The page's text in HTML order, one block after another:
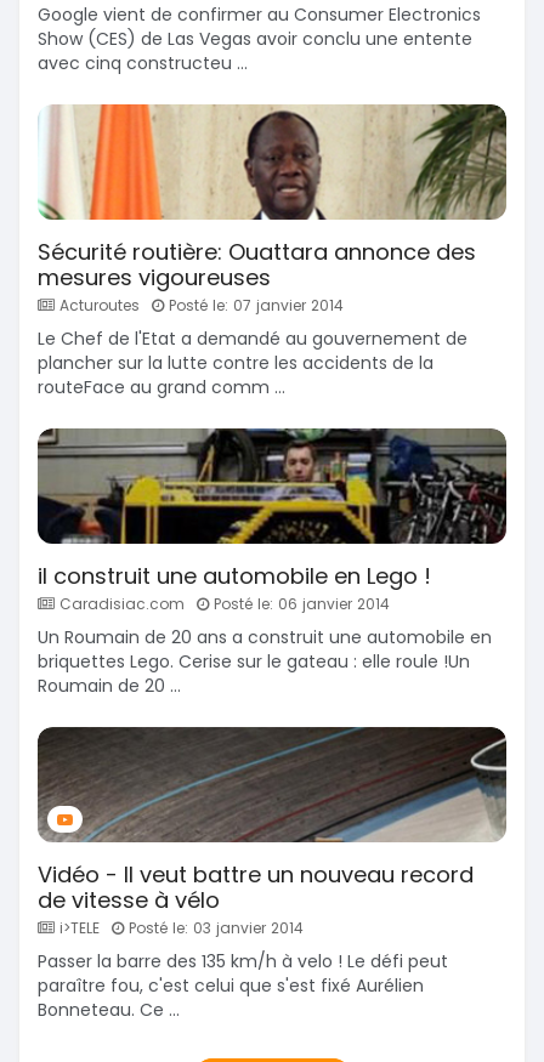
Google vient de confirmer au Consumer Electronics
Show (CES) de Las Vegas avoir conclu une entente
avec cinq constructeu ...
Sécurité routière: Ouattara annonce des
mesures vigoureuses
Acturoutes Posté le: 07 janvier 2014
Le Chef de l'Etat a demandé au gouvernement de
plancher sur la lutte contre les accidents de la
routeFace au grand comm ...
il construit une automobile en Lego !
Caradisiac.com Posté le: 06 janvier 2014
Un Roumain de 20 ans a construit une automobile en
briquettes Lego. Cerise sur le gateau : elle roule !Un
Roumain de 20 ...
Vidéo - Il veut battre un nouveau record
de vitesse à vélo
i>TELE Posté le: 03 janvier 2014
Passer la barre des 135 km/h à velo ! Le défi peut
paraître fou, c'est celui que s'est fixé Aurélien
Bonneteau. Ce ...